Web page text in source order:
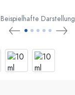
Beispielhafte Darstellung